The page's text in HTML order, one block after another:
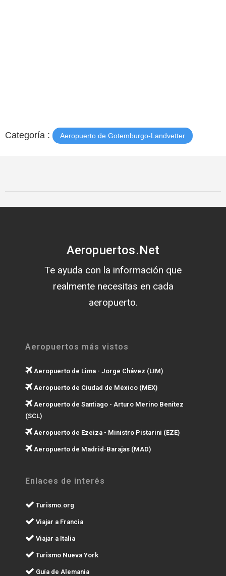
Categoría : Aeropuerto de Gotemburgo-Landvetter
Aeropuertos.Net
Te ayuda con la información que
realmente necesitas en cada
aeropuerto.
Aeropuertos más vistos
Aeropuerto de Lima - Jorge Chávez (LIM)
Aeropuerto de Ciudad de México (MEX)
Aeropuerto de Santiago - Arturo Merino Benítez
(SCL)
Aeropuerto de Ezeiza - Ministro Pistarini (EZE)
Aeropuerto de Madrid-Barajas (MAD)
Enlaces de interés
Turismo.org
Viajar a Francia
Viajar a Italia
Turismo Nueva York
Guía de Alemania